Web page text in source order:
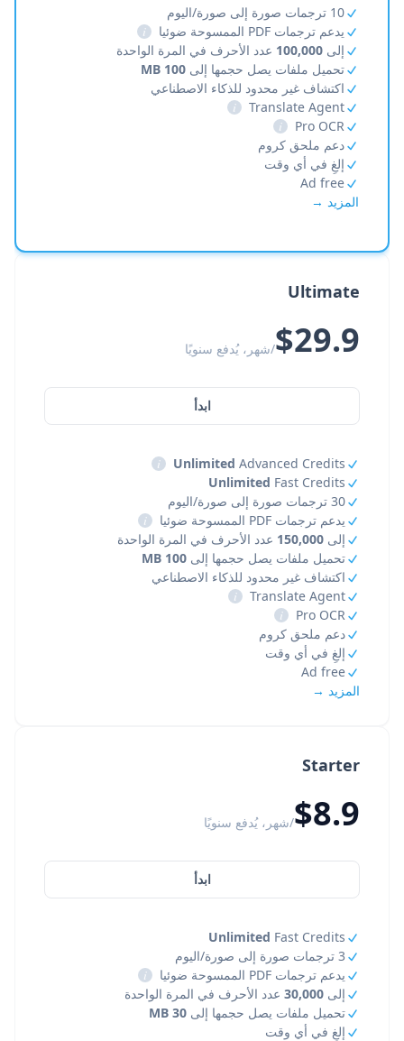
Starter
$8.9/شهر، يُدفع سنويًا
ابدأ
Unlimited Fast Credits
3 ترجمات صورة إلى صورة/اليوم
يدعم ترجمات PDF الممسوحة ضوئيا
i
إلى 30,000 عدد الأحرف في المرة الواحدة
تحميل ملفات يصل حجمها إلى 30 MB
إلغِ في أي وقت
10 ترجمات صورة إلى صورة/اليوم
يدعم ترجمات PDF الممسوحة ضوئيا
i
إلى 100,000 عدد الأحرف في المرة الواحدة
تحميل ملفات يصل حجمها إلى 100 MB
اكتشاف غير محدود للذكاء الاصطناعي
Translate Agent
i
Pro OCR
i
دعم ملحق كروم
إلغِ في أي وقت
Ad free
المزيد →
Ultimate
$29.9/شهر، يُدفع سنويًا
ابدأ
Unlimited Advanced Credits
i
Unlimited Fast Credits
30 ترجمات صورة إلى صورة/اليوم
يدعم ترجمات PDF الممسوحة ضوئيا
i
إلى 150,000 عدد الأحرف في المرة الواحدة
تحميل ملفات يصل حجمها إلى 100 MB
اكتشاف غير محدود للذكاء الاصطناعي
Translate Agent
i
Pro OCR
i
دعم ملحق كروم
إلغِ في أي وقت
Ad free
المزيد →